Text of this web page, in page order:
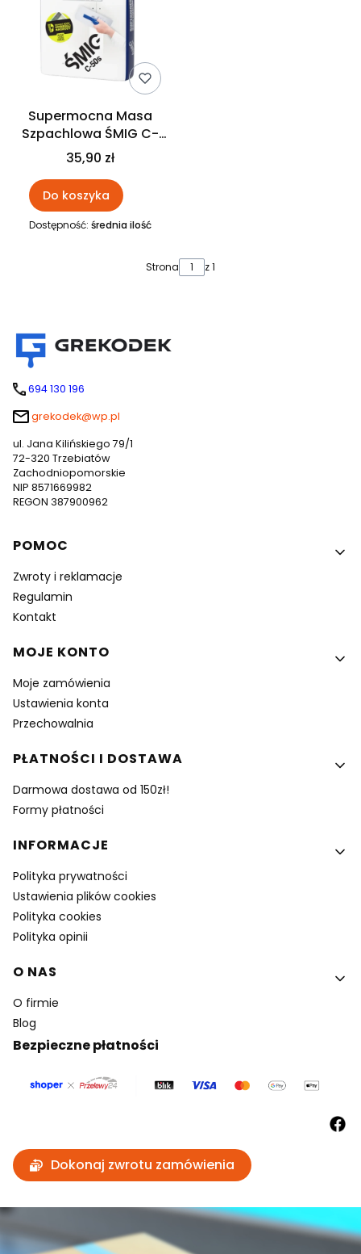
Supermocna Masa
Szpachlowa ŚMIG C-
50s 5 kg do łączenia
płyt g-k i naprawy
uszkodzeń
35,90 zł
Do koszyka
Dostępność: średnia ilość
Strona z 1
694 130 196
grekodek@wp.pl
ul. Jana Kilińskiego 79/1
72-320 Trzebiatów
Zachodniopomorskie
NIP 8571669982
REGON 387900962
Linki w stopce
POMOC
Zwroty i reklamacje
Regulamin
Kontakt
MOJE KONTO
Moje zamówienia
Ustawienia konta
Przechowalnia
PŁATNOŚCI I DOSTAWA
Darmowa dostawa od 150zł!
Formy płatności
INFORMACJE
Polityka prywatności
Ustawienia plików cookies
Polityka cookies
Polityka opinii
O NAS
O firmie
Blog
Bezpieczne płatności
Dokonaj zwrotu zamówienia